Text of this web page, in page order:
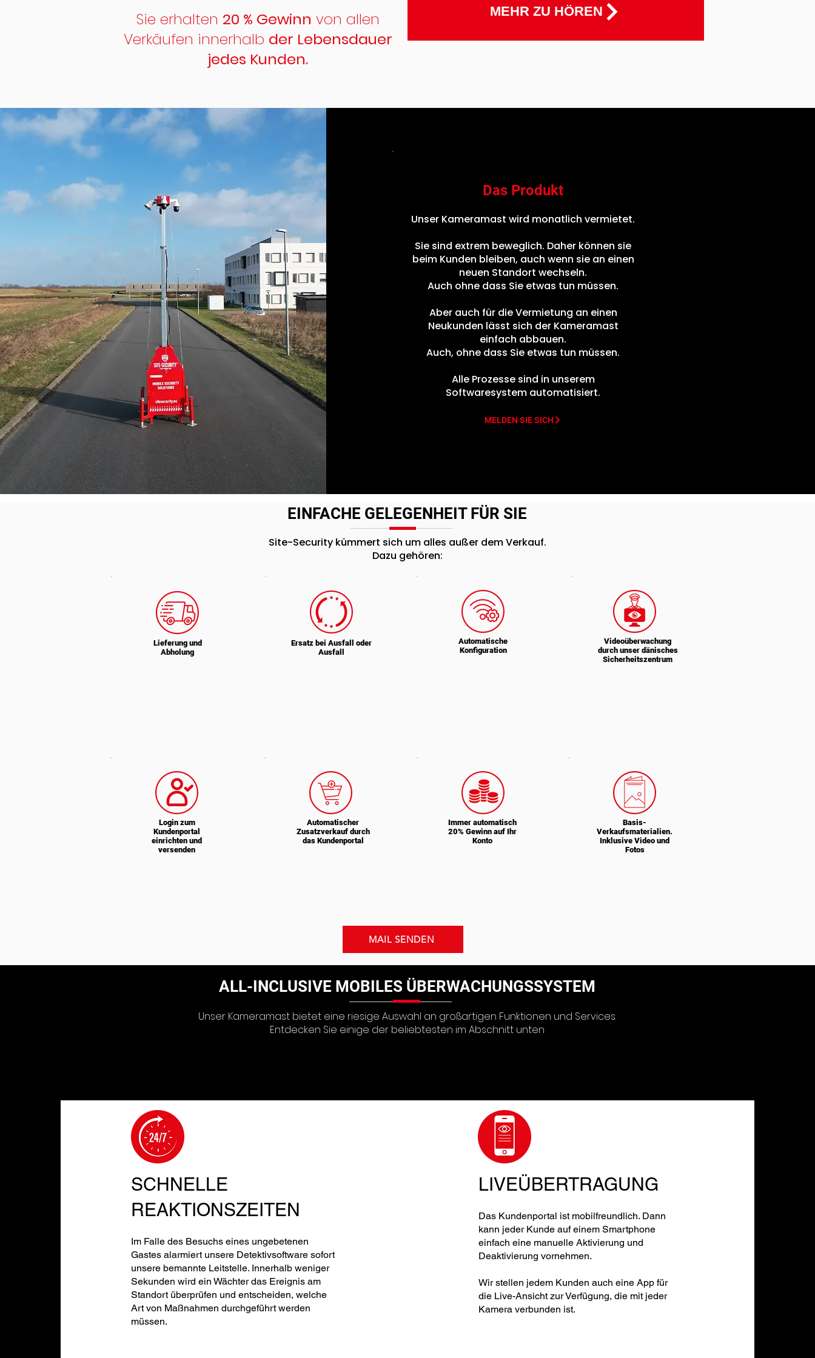
Sie erhalten 20 % Gewinn von allen
Verkäufen innerhalb der Lebensdauer
jedes Kunden.
MEHR ZU HÖREN
MELDEN SIE SICH
Unser Kameramast wird monatlich vermietet.
Sie sind extrem beweglich. Daher können sie
beim Kunden bleiben, auch wenn sie an einen
neuen Standort wechseln.
Auch ohne dass Sie etwas tun müssen.
Aber auch für die Vermietung an einen
Neukunden lässt sich der Kameramast
einfach abbauen.
Auch, ohne dass Sie etwas tun müssen.
Alle Prozesse sind in unserem
Softwaresystem automatisiert.
Das Produkt
EINFACHE GELEGENHEIT FÜR SIE
Lieferung und
Abholung
Ersatz bei Ausfall oder
Ausfall
Automatische
Konfiguration
Videoüberwachung
durch unser dänisches
Sicherheitszentrum
Login zum
Kundenportal
einrichten und
versenden
Automatischer
Zusatzverkauf durch
das Kundenportal
Immer automatisch
20% Gewinn auf Ihr
Konto
Basis-
Verkaufsmaterialien.
Inklusive Video und
Fotos
MAIL SENDEN
Site-Security kümmert sich um alles außer dem Verkauf.
Dazu gehören:
ALL-INCLUSIVE MOBILES ÜBERWACHUNGSSYSTEM
Unser Kameramast bietet eine riesige Auswahl an großartigen Funktionen und Services.
Entdecken Sie einige der beliebtesten im Abschnitt unten
SCHNELLE
REAKTIONSZEITEN
Im Falle des Besuchs eines ungebetenen
Gastes alarmiert unsere Detektivsoftware sofort
unsere bemannte Leitstelle. Innerhalb weniger
Sekunden wird ein Wächter das Ereignis am
Standort überprüfen und entscheiden, welche
Art von Maßnahmen durchgeführt werden
müssen.
LIVEÜBERTRAGUNG
Das Kundenportal ist mobilfreundlich. Dann
kann jeder Kunde auf einem Smartphone
einfach eine manuelle Aktivierung und
Deaktivierung vornehmen.
Wir stellen jedem Kunden auch eine App für
die Live-Ansicht zur Verfügung, die mit jeder
Kamera verbunden ist.